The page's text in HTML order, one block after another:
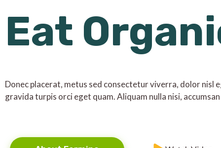
Eat
Donec placerat, metus sed consectetur viverra, dolor nisl
gravida turpis orci eget quam. Aliquam nulla nisi,